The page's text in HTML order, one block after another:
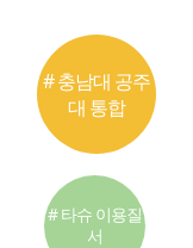
# 충남대 공주
대 통합
# 타슈 이용질
서